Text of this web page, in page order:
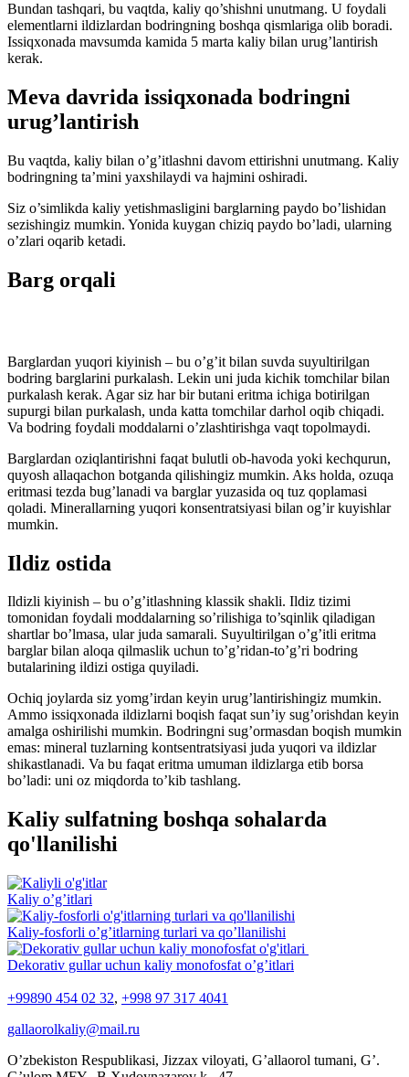
Bundan tashqari, bu vaqtda, kaliy qo’shishni unutmang. U foydali
elementlarni ildizlardan bodringning boshqa qismlariga olib boradi.
Issiqxonada mavsumda kamida 5 marta kaliy bilan urug’lantirish
kerak.
Meva davrida issiqxonada bodringni
urug’lantirish
Bu vaqtda, kaliy bilan o’g’itlashni davom ettirishni unutmang. Kaliy
bodringning ta’mini yaxshilaydi va hajmini oshiradi.
Siz o’simlikda kaliy yetishmasligini barglarning paydo bo’lishidan
sezishingiz mumkin. Yonida kuygan chiziq paydo bo’ladi, ularning
o’zlari oqarib ketadi.
Barg orqali
Barglardan yuqori kiyinish – bu o’g’it bilan suvda suyultirilgan
bodring barglarini purkalash. Lekin uni juda kichik tomchilar bilan
purkalash kerak. Agar siz har bir butani eritma ichiga botirilgan
supurgi bilan purkalash, unda katta tomchilar darhol oqib chiqadi.
Va bodring foydali moddalarni o’zlashtirishga vaqt topolmaydi.
Barglardan oziqlantirishni faqat bulutli ob-havoda yoki kechqurun,
quyosh allaqachon botganda qilishingiz mumkin. Aks holda, ozuqa
eritmasi tezda bug’lanadi va barglar yuzasida oq tuz qoplamasi
qoladi. Minerallarning yuqori konsentratsiyasi bilan og’ir kuyishlar
mumkin.
Ildiz ostida
Ildizli kiyinish – bu o’g’itlashning klassik shakli. Ildiz tizimi
tomonidan foydali moddalarning so’rilishiga to’sqinlik qiladigan
shartlar bo’lmasa, ular juda samarali. Suyultirilgan o’g’itli eritma
barglar bilan aloqa qilmaslik uchun to’g’ridan-to’g’ri bodring
butalarining ildizi ostiga quyiladi.
Ochiq joylarda siz yomg’irdan keyin urug’lantirishingiz mumkin.
Ammo issiqxonada ildizlarni boqish faqat sun’iy sug’orishdan keyin
amalga oshirilishi mumkin. Bodringni sug’ormasdan boqish mumkin
emas: mineral tuzlarning kontsentratsiyasi juda yuqori va ildizlar
shikastlanadi. Va bu faqat eritma umuman ildizlarga etib borsa
bo’ladi: uni oz miqdorda to’kib tashlang.
Kaliy sulfatning boshqa sohalarda
qo'llanilishi
Kaliy o’g’itlari
Kaliy-fosforli o’g’itlarning turlari va qo’llanilishi
Dekorativ gullar uchun kaliy monofosfat o’g’itlari
+99890 454 02 32, +998 97 317 4041
gallaorolkaliy@mail.ru
O’zbekiston Respublikasi, Jizzax viloyati, G’allaorol tumani, G’.